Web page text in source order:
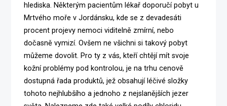
hlediska. Některým pacientům lékař doporučí pobyt u
Mrtvého moře v Jordánsku, kde se z devadesáti
procent projevy nemoci viditelně zmírní, nebo
dočasně vymizí. Ovšem ne všichni si takový pobyt
můžeme dovolit. Pro ty z vás, kteří chtějí mít svoje
kožní problémy pod kontrolou, je na trhu cenově
dostupná řada produktů, jež obsahují léčivé složky
tohoto nejhlubšího a jednoho z nejslanějších jezer